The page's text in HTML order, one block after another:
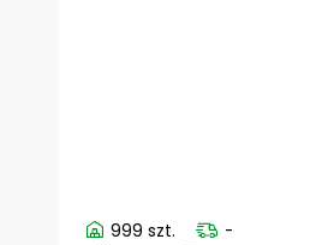
999 szt.
-